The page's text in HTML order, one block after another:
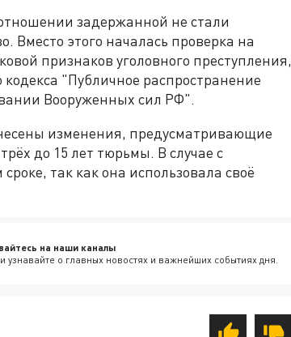
задержанной не стали
Вместо этого началась проверка на
признаков уголовного преступления,
кодекса "Публичное распространение
Вооруженных сил РФ".
изменения, предусматривающие
до 15 лет тюрьмы. В случае с
так как она использовала своё
на наши каналы
узнавайте о главных новостях и важнейших событиях дня.